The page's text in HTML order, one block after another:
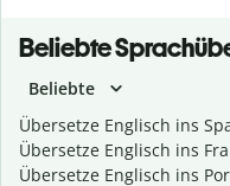
Beliebte
Beliebte
Übersetze Englisch ins
Übersetze Englisch ins
Übersetze Englisch ins